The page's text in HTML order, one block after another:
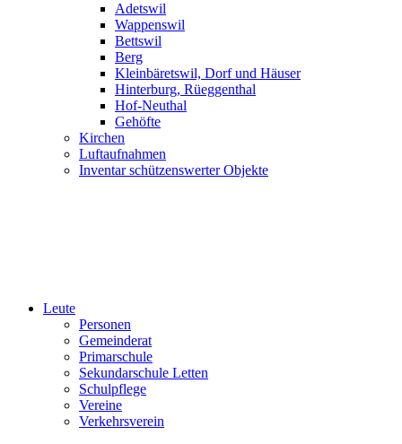
Adetswil
Wappenswil
Bettswil
Berg
Kleinbäretswil, Dorf und Häuser
Hinterburg, Rüeggenthal
Hof-Neuthal
Gehöfte
Kirchen
Luftaufnahmen
Inventar schützenswerter Objekte
Leute
Personen
Gemeinderat
Primarschule
Sekundarschule Letten
Schulpflege
Vereine
Verkehrsverein